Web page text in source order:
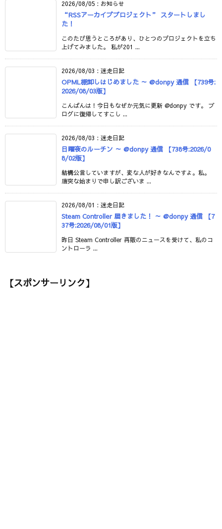
2026/08/05 : お知らせ
“RSSアーカイブプロジェクト” スタートしまし
た！
このたび思うところがあり、ひとつのプロジェクトを立ち
上げてみました。 私が201 ...
2026/08/03 : 迷走日記
OPML棚卸しはじめました ～ @donpy 通信 【739号:
2026/08/03版】
こんばんは！今日もなぜか元気に更新 @donpy です。 ブ
ログに復帰してすこし ...
2026/08/03 : 迷走日記
日曜夜のルーチン ～ @donpy 通信 【738号:2026/0
8/02版】
結構公言していますが、変な人が好きなんですよ。私。
唐突な始まりで申し訳ございま ...
2026/08/01 : 迷走日記
Steam Controller 届きました！ ～ @donpy 通信 【7
37号:2026/08/01版】
昨日 Steam Controller 再販のニュースを受けて、私のコ
ントローラ ...
【スポンサーリンク】